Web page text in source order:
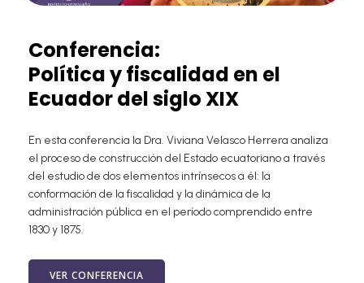
Conferencia:
Política y fiscalidad en el
Ecuador del siglo XIX
En esta conferencia la Dra. Viviana Velasco Herrera analiza
el proceso de construcción del Estado ecuatoriano a través
del estudio de dos elementos intrínsecos a él: la
conformación de la fiscalidad y la dinámica de la
administración pública en el período comprendido entre
1830 y 1875.
VER CONFERENCIA